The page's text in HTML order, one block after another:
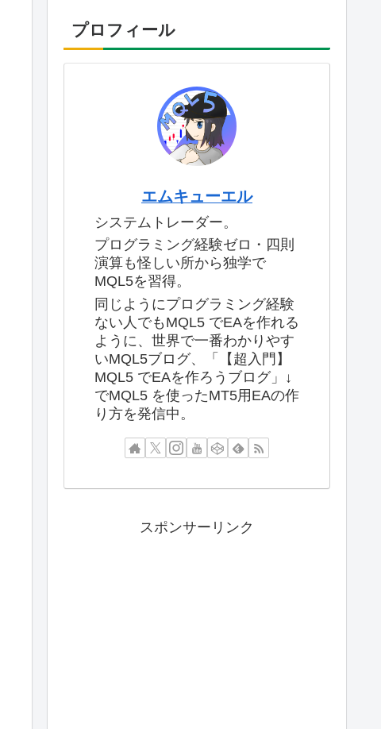
プロフィール
エムキューエル
システムトレーダー。
プログラミング経験ゼロ・四則
演算も怪しい所から独学で
MQL5を習得。
同じようにプログラミング経験
ない人でもMQL5 でEAを作れる
ように、世界で一番わかりやす
いMQL5ブログ、「【超入門】
MQL5 でEAを作ろうブログ」↓
でMQL5 を使ったMT5用EAの作
り方を発信中。
スポンサーリンク